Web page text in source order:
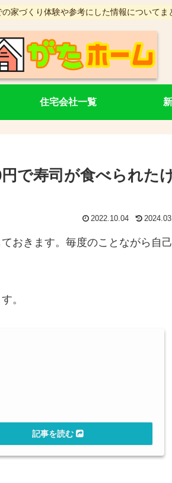
家づくり体験や参考にした情報についてま
住宅会社一覧
で寿司が食べられた
2022.10.04
おきます。毎度のことながら自
。